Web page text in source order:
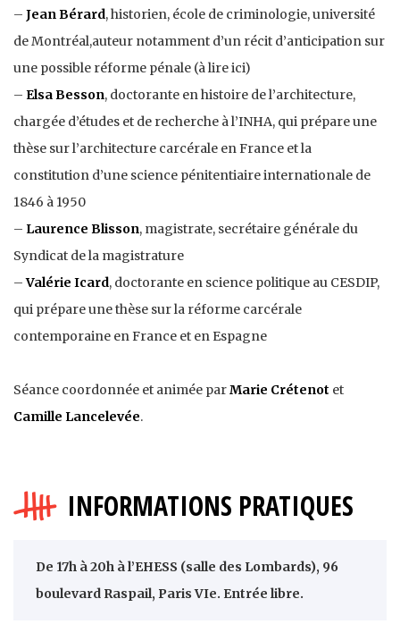
– Jean Bérard, historien, école de criminologie, université
de Montréal,auteur notamment d’un récit d’anticipation sur
une possible réforme pénale (à lire ici)
– Elsa Besson, doctorante en histoire de l’architecture,
chargée d’études et de recherche à l’INHA, qui prépare une
thèse sur l’architecture carcérale en France et la
constitution d’une science pénitentiaire internationale de
1846 à 1950
– Laurence Blisson, magistrate, secrétaire générale du
Syndicat de la magistrature
–Valérie Icard, doctorante en science politique au CESDIP,
qui prépare une thèse sur la réforme carcérale
contemporaine en France et en Espagne
Séance coordonnée et animée parMarie Crétenot et
Camille Lancelevée.
INFORMATIONS PRATIQUES
De 17h à 20h à l’EHESS (salle des Lombards), 96
boulevard Raspail, Paris VIe. Entrée libre.